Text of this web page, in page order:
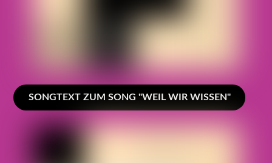
SONGTEXT ZUM SONG "WEIL WIR WISSEN"